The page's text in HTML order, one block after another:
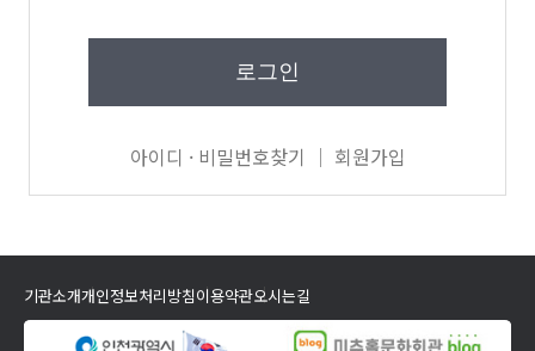
로그인
아이디 · 비밀번호찾기 │ 회원가입
기관소개개인정보처리방침이용약관오시는길